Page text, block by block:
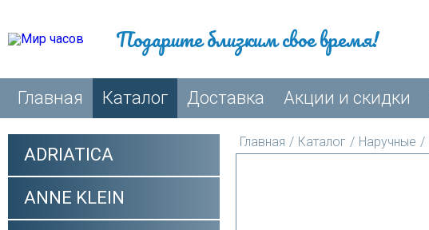
Подарите близким свое время!
Главная Каталог Доставка Акции и скидки
ADRIATICA
ANNE KLEIN
Главная / Каталог / Наручные /